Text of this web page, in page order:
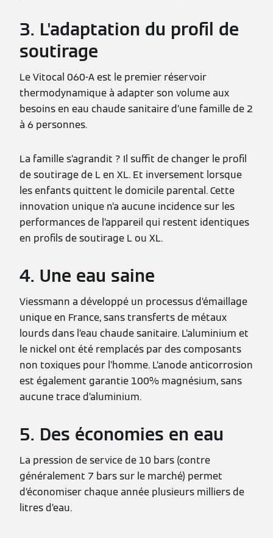
3. L'adaptation du profil de
soutirage
Le Vitocal 060-A est le premier réservoir
thermodynamique à adapter son volume aux
besoins en eau chaude sanitaire d’une famille de 2
à 6 personnes.
La famille s’agrandit ? Il suffit de changer le profil
de soutirage de L en XL. Et inversement lorsque
les enfants quittent le domicile parental. Cette
innovation unique n’a aucune incidence sur les
performances de l’appareil qui restent identiques
en profils de soutirage L ou XL.
4. Une eau saine
Viessmann a développé un processus d’émaillage
unique en France, sans transferts de métaux
lourds dans l’eau chaude sanitaire. L’aluminium et
le nickel ont été remplacés par des composants
non toxiques pour l’homme. L’anode anticorrosion
est également garantie 100% magnésium, sans
aucune trace d’aluminium.
5. Des économies en eau
La pression de service de 10 bars (contre
généralement 7 bars sur le marché) permet
d’économiser chaque année plusieurs milliers de
litres d’eau.